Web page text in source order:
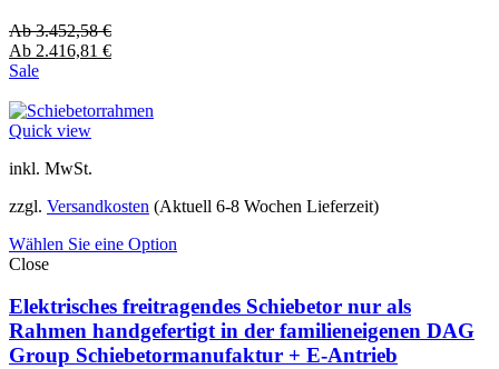
Ab3.452,58€
Ab 2.416,81 €
Sale
Quick view
inkl. MwSt.
zzgl. Versandkosten (Aktuell 6-8 Wochen Lieferzeit)
Wählen Sie eine Option
Close
Elektrisches freitragendes Schiebetor nur als
Rahmen handgefertigt in der familieneigenen DAG
Group Schiebetormanufaktur + E-Antrieb